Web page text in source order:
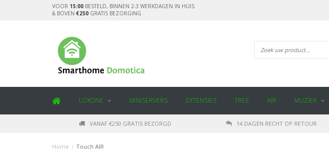
VOOR 15:00 BESTELD, BINNEN 2-3 WERKDAGEN IN HUIS
& BOVEN €250 GRATIS BEZORGING
LOXONE MINISERVERS EXTENSIES TREE AIR MUZIEK
VANAF €250 GRATIS BEZORGD 14 DAGEN RECHT OP RETOUR
Home / Touch AIR